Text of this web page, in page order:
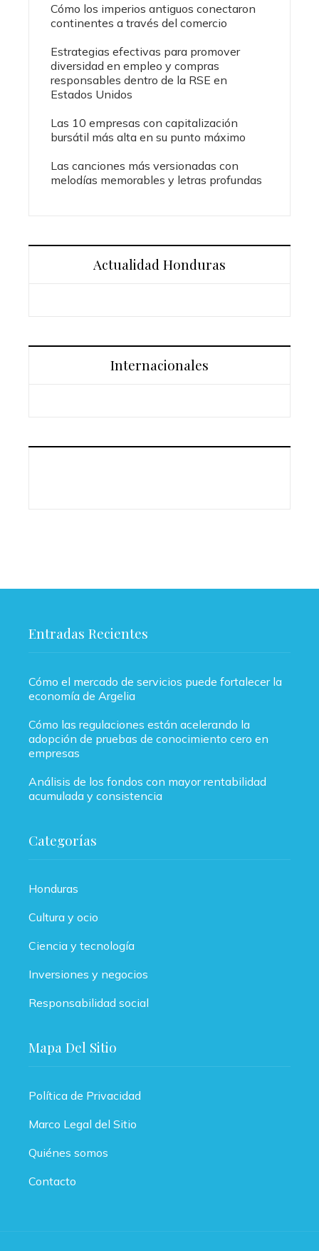
Cómo los imperios antiguos conectaron
continentes a través del comercio
Estrategias efectivas para promover
diversidad en empleo y compras
responsables dentro de la RSE en
Estados Unidos
Las 10 empresas con capitalización
bursátil más alta en su punto máximo
Las canciones más versionadas con
melodías memorables y letras profundas
Actualidad Honduras
Internacionales
Entradas Recientes
Cómo el mercado de servicios puede fortalecer la
economía de Argelia
Cómo las regulaciones están acelerando la
adopción de pruebas de conocimiento cero en
empresas
Análisis de los fondos con mayor rentabilidad
acumulada y consistencia
Categorías
Honduras
Cultura y ocio
Ciencia y tecnología
Inversiones y negocios
Responsabilidad social
Mapa Del Sitio
Política de Privacidad
Marco Legal del Sitio
Quiénes somos
Contacto